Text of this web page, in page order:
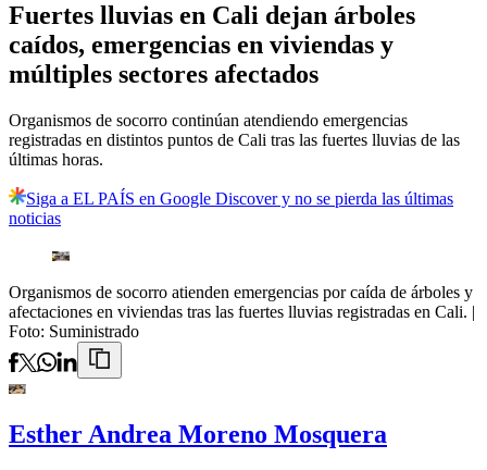
Fuertes lluvias en Cali dejan árboles
caídos, emergencias en viviendas y
múltiples sectores afectados
Organismos de socorro continúan atendiendo emergencias
registradas en distintos puntos de Cali tras las fuertes lluvias de las
últimas horas.
Siga a EL PAÍS en Google Discover y no se pierda las últimas
noticias
Organismos de socorro atienden emergencias por caída de árboles y
afectaciones en viviendas tras las fuertes lluvias registradas en Cali. |
Foto: Suministrado
Esther Andrea Moreno Mosquera